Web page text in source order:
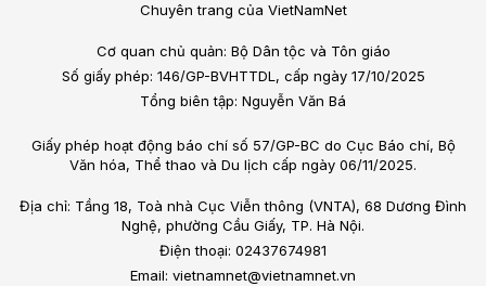
Chuyên trang của VietNamNet
Cơ quan chủ quản: Bộ Dân tộc và Tôn giáo
Số giấy phép: 146/GP-BVHTTDL, cấp ngày 17/10/2025
Tổng biên tập: Nguyễn Văn Bá
Giấy phép hoạt động báo chí số 57/GP-BC do Cục Báo chí, Bộ
Văn hóa, Thể thao và Du lịch cấp ngày 06/11/2025.
Địa chỉ: Tầng 18, Toà nhà Cục Viễn thông (VNTA), 68 Dương Đình
Nghệ, phường Cầu Giấy, TP. Hà Nội.
Điện thoại: 02437674981
Email: vietnamnet@vietnamnet.vn